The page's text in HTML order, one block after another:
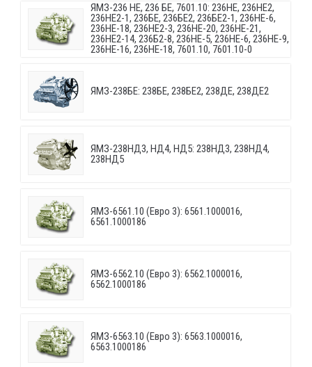
ЯМЗ-236 НЕ, 236 БЕ, 7601.10: 236НЕ, 236НЕ2,
236НЕ2-1, 236БЕ, 236БЕ2, 236БЕ2-1, 236НЕ-6,
236НЕ-18, 236НЕ2-3, 236НЕ-20, 236НЕ-21,
236НЕ2-14, 236Б2-8, 236НЕ-5, 236НЕ-6, 236НЕ-9,
236НЕ-16, 236НЕ-18, 7601.10, 7601.10-0
ЯМЗ-238БЕ: 238БЕ, 238БЕ2, 238ДЕ, 238ДЕ2
ЯМЗ-238НД3, НД4, НД5: 238НД3, 238НД4,
238НД5
ЯМЗ-6561.10 (Евро 3): 6561.1000016,
6561.1000186
ЯМЗ-6562.10 (Евро 3): 6562.1000016,
6562.1000186
ЯМЗ-6563.10 (Евро 3): 6563.1000016,
6563.1000186